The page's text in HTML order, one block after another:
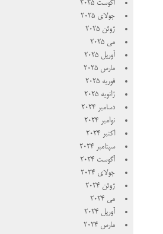
آگوست 2025
جولای 2025
ژوئن 2025
می 2025
آوریل 2025
مارس 2025
فوریه 2025
ژانویه 2025
دسامبر 2024
نوامبر 2024
اکتبر 2024
سپتامبر 2024
آگوست 2024
جولای 2024
ژوئن 2024
می 2024
آوریل 2024
مارس 2024